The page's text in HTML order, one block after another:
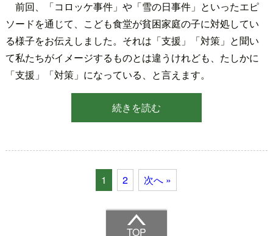
前回、「コロッケ事件」や「雪の日事件」といったエピ
ソードを通じて、こども食堂が貧困家庭の子に対処してい
る様子をお伝えしました。それは「支援」「対策」と聞い
て私たちがイメージするものとは違うけれども、たしかに
「支援」「対策」になっている、と言えます。
続きを読む
1 2 次へ »
TOP